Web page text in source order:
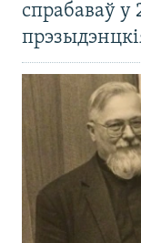
спрабаваў у